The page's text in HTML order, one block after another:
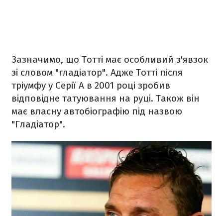
Зазначимо, що Тотті має особливий з'явзок
зі словом "гладіатор". Адже Тотті після
тріумфу у Серії А в 2001 році зробив
відповідне татуювання на руці. Також він
має власну автобіографію під назвою
"Гладіатор".